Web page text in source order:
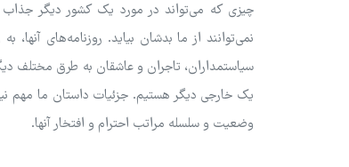
چیزی که می‌تواند در مورد یک کشور دیگر جذاب
نمی‌توانند از ما بدشان بیاید. روزنامه‌های
سیاستمداران، تاجران و عاشقان به طرق مختلف
یک خارجی دیگر هستیم. جزئیات داستان ما مهم
وضعیت و سلسله مراتب احترام و افتخار آنها.